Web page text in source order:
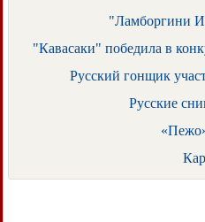
"Ламборгини
"Кавасаки" победила в
Русский гонщик
Русские